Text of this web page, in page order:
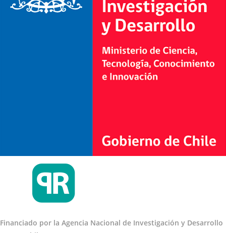
Financiado por la Agencia Nacional de Investigación y Desarrollo